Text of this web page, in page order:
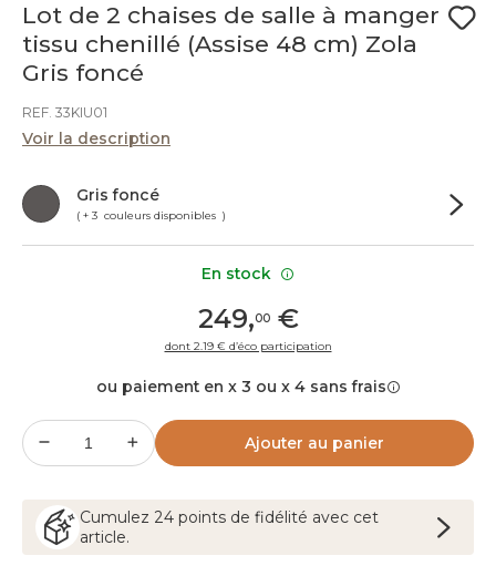
Lot de 2 chaises de salle à manger
tissu chenillé (Assise 48 cm) Zola
Gris foncé
REF. 33KIU01
Voir la description
Gris foncé
( + 3 couleurs disponibles )
249,00€
dont 2.19 € d’éco participation
ou paiement en x 3 ou x 4 sans frais
Ajouter au panier
Cumulez 24 points de fidélité avec cet
article.